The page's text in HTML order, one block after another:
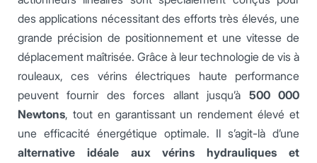
des applications nécessitant des efforts très élevés, une
grande précision de positionnement et une vitesse de
déplacement maîtrisée. Grâce à leur technologie de vis à
rouleaux, ces vérins électriques haute performance
peuvent fournir des forces allant jusqu’à 500 000
Newtons, tout en garantissant un rendement élevé et
une efficacité énergétique optimale. Il s’agit-là d’une
alternative idéale aux vérins hydrauliques et